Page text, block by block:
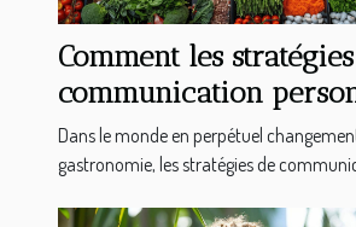
Comment les
communication
transforment
gastronomique
Dans le monde en perpétuel
gastronomie, les stratégies de